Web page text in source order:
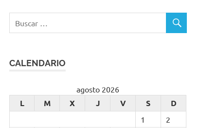
CALENDARIO
agosto 2026
L M X J V S D
1
2